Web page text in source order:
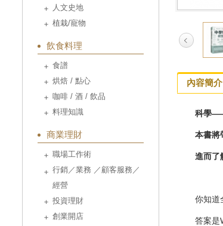
人文史地
植栽/寵物
飲食料理
食譜
烘焙 / 點心
咖啡 / 酒 / 飲品
料理知識
商業理財
職場工作術
行銷／業務 ／顧客服務／
經營
投資理財
創業開店
內容簡介
科學
本書將
進而了
你知道
答案是